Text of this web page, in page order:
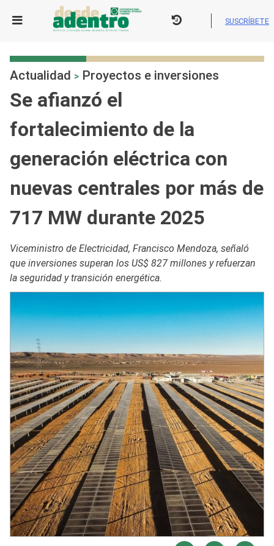
SUSCRÍBETE
Actualidad > Proyectos e inversiones
Se afianzó el
fortalecimiento de la
generación eléctrica con
nuevas centrales por más de
717 MW durante 2025
Viceministro de Electricidad, Francisco Mendoza, señaló
que inversiones superan los US$ 827 millones y refuerzan
la seguridad y transición energética.